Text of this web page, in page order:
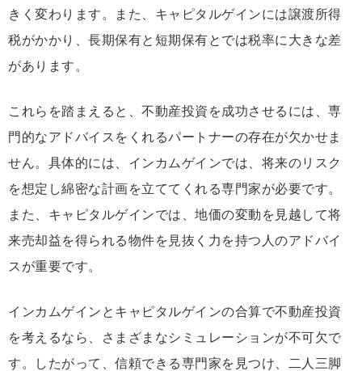
きく変わります。また、キャピタルゲインには譲渡所得
税がかかり、長期保有と短期保有とでは税率に大きな差
があります。
これらを踏まえると、不動産投資を成功させるには、専
門的なアドバイスをくれるパートナーの存在が欠かせま
せん。具体的には、インカムゲインでは、将来のリスク
を想定し綿密な計画を立ててくれる専門家が必要です。
また、キャピタルゲインでは、地価の変動を見越して将
来売却益を得られる物件を見抜く力を持つ人のアドバイ
スが重要です。
インカムゲインとキャピタルゲインの合算で不動産投資
を考えるなら、さまざまなシミュレーションが不可欠で
す。したがって、信頼できる専門家を見つけ、二人三脚